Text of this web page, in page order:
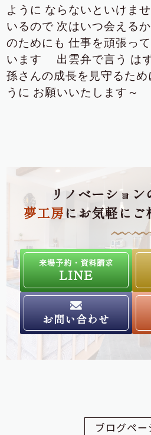
ように ならないといけませ
いるので 次はいつ会える
のためにも 仕事を頑張っ
います
出雲弁で言う は
孫さんの成長を見守るため
うに お願いいたします～
リノベーショ
夢工房にお気軽に
来場予約・資料請求
LINE
お問い合わせ
ブログペー